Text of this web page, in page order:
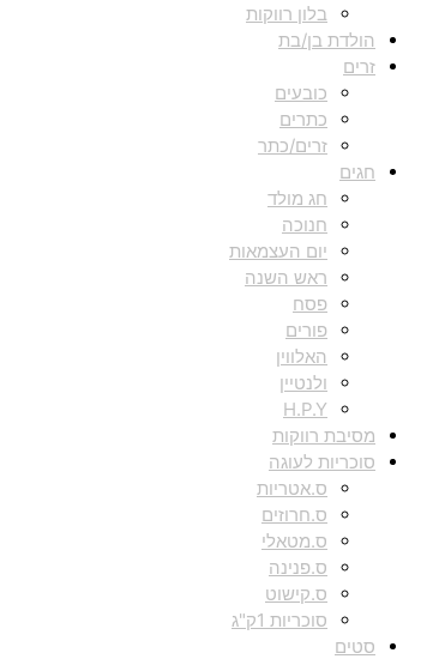
בלון רווקות
הולדת בן/בת
זרים
כובעים
כתרים
זרים/כתר
חגים
חג מולד
חנוכה
יום העצמאות
ראש השנה
פסח
פורים
האלווין
ולנטיין
H.P.Y
מסיבת רווקות
סוכריות לעוגה
ס.אטריות
ס.חרוזים
ס.מטאלי
ס.פנינה
ס.קישוט
סוכריות 1ק"ג
סטים